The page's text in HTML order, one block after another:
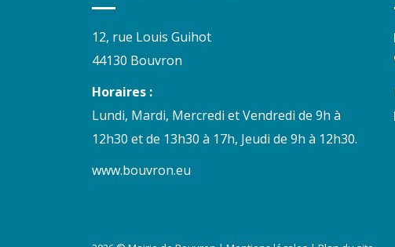
12, rue Louis Guihot
44130 Bouvron
Horaires :
Lundi, Mardi, Mercredi et Vendredi de 9h à
12h30 et de 13h30 à 17h, Jeudi de 9h à 12h30.
www.bouvron.eu